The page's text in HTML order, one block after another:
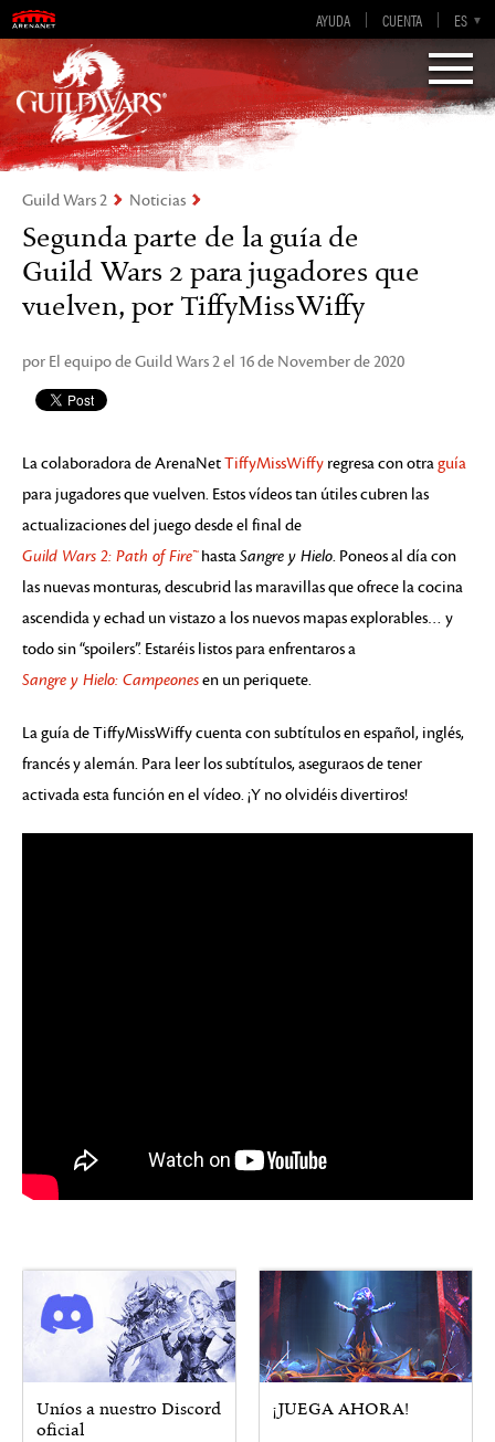
AYUDA CUENTA ES
EN
DE
FR
EN-GB
Visions of Eternity
Guild Wars 2
Guild Wars 2 Noticias
Segunda parte de la guía de
Guild Wars 2 para jugadores que
vuelven, por TiffyMissWiffy
por El equipo de Guild Wars 2 el 16 de November de 2020
La colaboradora de ArenaNetTiffyMissWiffy regresa con otraguía
para jugadores que vuelven. Estos vídeos tan útiles cubren las
actualizaciones del juego desde el final de
Guild Wars 2: Path of Fire™hastaSangre y Hielo. Poneos al día con
las nuevas monturas, descubrid las maravillas que ofrece la cocina
ascendida y echad un vistazo a los nuevos mapas explorables… y
todo sin “spoilers”. Estaréis listos para enfrentaros a
Sangre y Hielo: Campeonesen un periquete.
La guía de TiffyMissWiffy cuenta con subtítulos en español, inglés,
francés y alemán. Para leer los subtítulos, aseguraos de tener
activada esta función en el vídeo. ¡Y no olvidéis divertiros!
Uníos a nuestro Discord
oficial
¡JUEGA AHORA!